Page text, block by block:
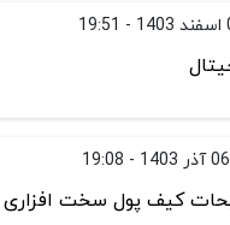
06 آذر 1403 - 19:08
کیف پول سخت افزاری